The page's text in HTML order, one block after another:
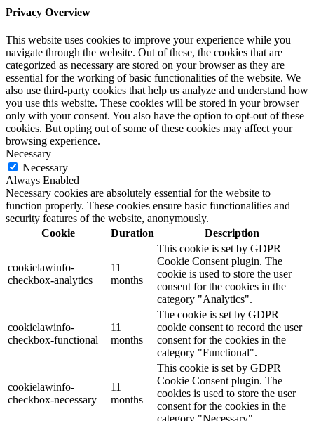
Privacy Overview
This website uses cookies to improve your experience while you
navigate through the website. Out of these, the cookies that are
categorized as necessary are stored on your browser as they are
essential for the working of basic functionalities of the website. We
also use third-party cookies that help us analyze and understand how
you use this website. These cookies will be stored in your browser
only with your consent. You also have the option to opt-out of these
cookies. But opting out of some of these cookies may affect your
browsing experience.
Necessary
Necessary
Always Enabled
Necessary cookies are absolutely essential for the website to
function properly. These cookies ensure basic functionalities and
security features of the website, anonymously.
Cookie
Duration Description
cookielawinfo-
checkbox-analytics
11
months
This cookie is set by GDPR
Cookie Consent plugin. The
cookie is used to store the user
consent for the cookies in the
category "Analytics".
cookielawinfo-
checkbox-functional
11
months
The cookie is set by GDPR
cookie consent to record the user
consent for the cookies in the
category "Functional".
cookielawinfo-
checkbox-necessary
11
months
This cookie is set by GDPR
Cookie Consent plugin. The
cookies is used to store the user
consent for the cookies in the